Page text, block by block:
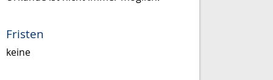
Fristen
keine